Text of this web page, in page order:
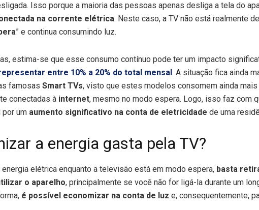
Isso porque a maioria das pessoas apenas desliga a tela do
na corrente elétrica. Neste caso, a TV não está realmente
” e continua consumindo luz.
estima-se que esse consumo contínuo pode ter um impacto
entre 10% a 20% do total mensal . A situação fica ainda
famosas Smart TVs, visto que estes modelos consomem ainda mais
conectadas à internet, mesmo no modo espera. Logo, isso faz com
um aumento significativo na conta de eletricidade de uma
a energia gasta pela TV?
elétrica enquanto a televisão está em modo espera, basta
o aparelho, principalmente se você não for ligá-la durante um
é possível economizar na conta de luz e, consequentemente,